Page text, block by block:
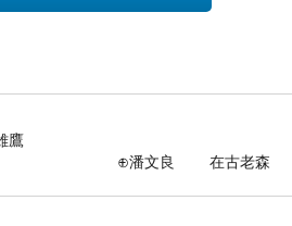
鷹
在古老森